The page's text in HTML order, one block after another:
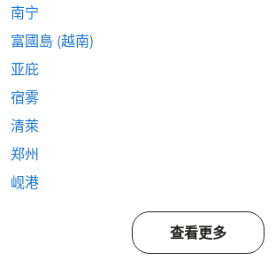
南宁
富國島 (越南)
亚庇
宿雾
清萊
郑州
岘港
查看更多